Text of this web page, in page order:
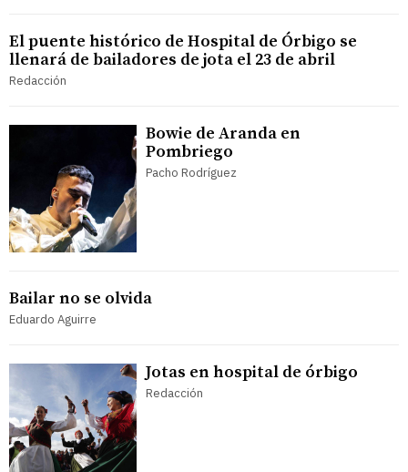
El puente histórico de Hospital de Órbigo se
llenará de bailadores de jota el 23 de abril
Redacción
Bowie de Aranda en
Pombriego
Pacho Rodríguez
Bailar no se olvida
Eduardo Aguirre
Jotas en hospital de órbigo
Redacción